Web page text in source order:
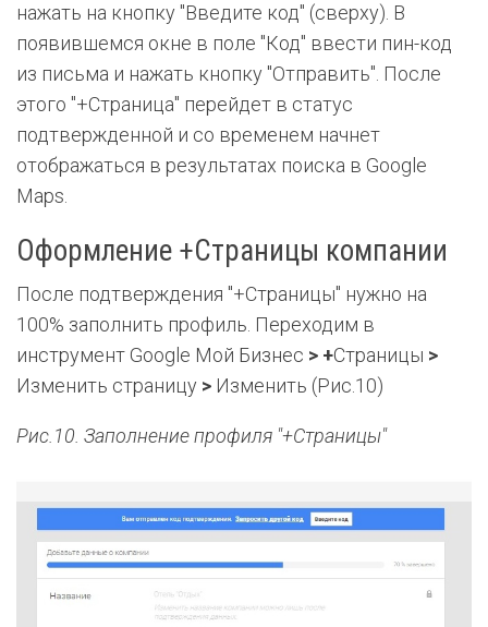
нажать на кнопку "Введите код" (сверху). В
появившемся окне в поле "Код" ввести пин-код
из письма и нажать кнопку "Отправить". После
этого "+Страница" перейдет в статус
подтвержденной и со временем начнет
отображаться в результатах поиска в Google
Maps.
Оформление +Страницы компании
После подтверждения "+Страницы" нужно на
100% заполнить профиль. Переходим в
инструмент Google Мой Бизнес > +Страницы >
Изменить страницу > Изменить (Рис.10)
Рис.10. Заполнение профиля "+Страницы"